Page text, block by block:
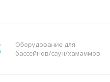
Оборудование для
бассейнов/саун/хамаммов